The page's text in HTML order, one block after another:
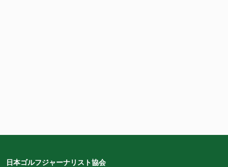
日本ゴルフジャーナリスト協会